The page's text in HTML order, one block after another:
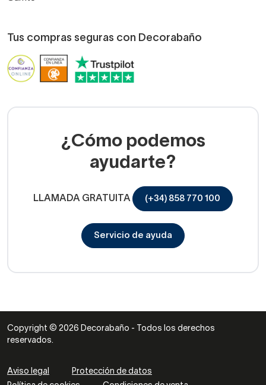
Tus compras seguras con Decorabaño
¿Cómo podemos
ayudarte?
LLAMADA GRATUITA (+34) 858 770 100
Servicio de ayuda
Copyright © 2026 Decorabaño - Todos los derechos
reservados.
Aviso legal
Protección de datos